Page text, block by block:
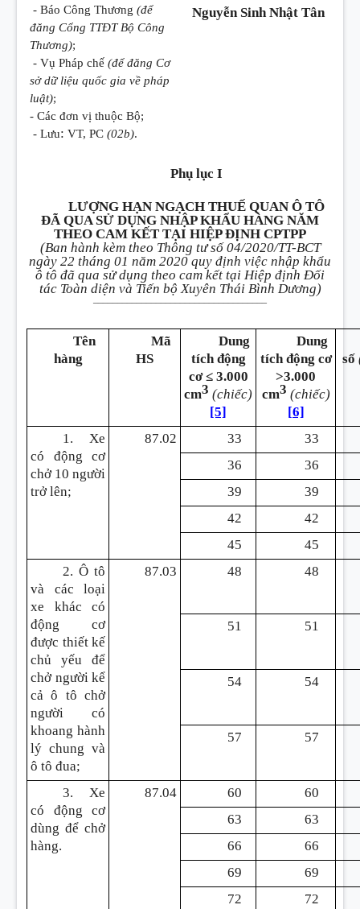
- Báo Công Thương (để
đăng Cổng TTĐT Bộ Công
Thương);
- Vụ Pháp chế (để đăng Cơ
sở dữ liệu quốc gia về pháp
luật);
- Các đơn vị thuộc Bộ;
- Lưu: VT, PC (02b).
Nguyễn Sinh Nhật Tân
Phụ lục I
LƯỢNG HẠN NGẠCH THUẾ QUAN Ô TÔ
ĐÃ QUA SỬ DỤNG NHẬP KHẨU HÀNG NĂM
THEO CAM KẾT TẠI HIỆP ĐỊNH CPTPP
(Ban hành kèm theo Thông tư số 04/2020/TT-BCT
ngày 22 tháng 01 năm 2020 quy định việc nhập khẩu
ô tô đã qua sử dụng theo cam kết tại Hiệp định Đối
tác Toàn diện và Tiến bộ Xuyên Thái Bình Dương)
____________________________________
Tên
hàng
Mã
HS
Dung
tích động
cơ ≤ 3.000
cm3 (chiếc)
[5]
Dung
tích động cơ
>3.000
cm3 (chiếc)
[6]
số
1. Xe
có động cơ
chở 10 người
trở lên;
87.02 33
33
36
36
39
39
42
42
45
45
2. Ô tô
và các loại
xe khác có
động cơ
được thiết kế
chủ yếu để
chở người kể
cả ô tô chở
người có
khoang hành
lý chung và
ô tô đua;
87.03 48 48
51 51
54 54
57 57
3. Xe
có động cơ
dùng để chở
hàng.
87.04 60
60
63
63
66
66
69
69
72
72